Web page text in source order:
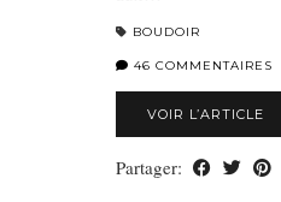
BOUDOIR
46 COMMENTAIRES
VOIR L’ARTICLE
Partager: